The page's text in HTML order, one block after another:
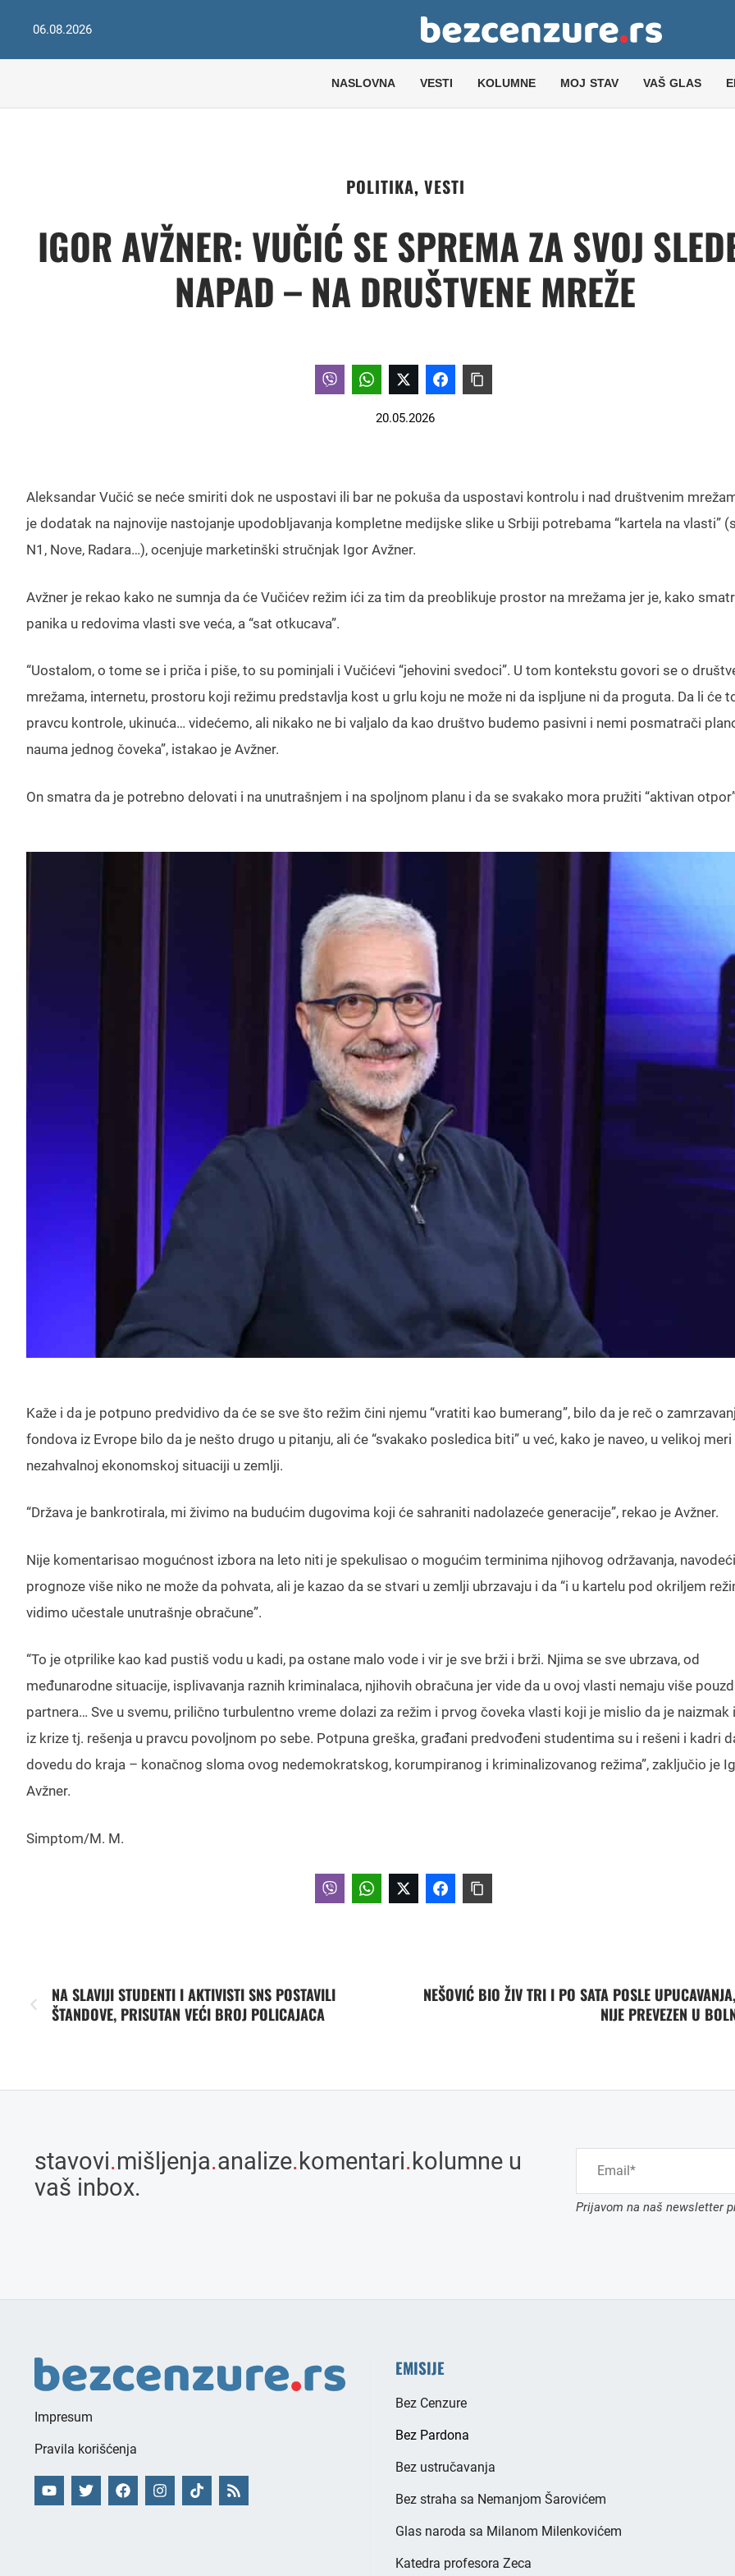
06.08.2026
NASLOVNA VESTI KOLUMNE MOJ STAV VAŠ GLAS
POLITIKA, VESTI
IGOR AVŽNER: VUČIĆ SE SPREMA ZA SVOJ
NAPAD – NA DRUŠTVENE MREŽE
20.05.2026
Aleksandar Vučić se neće smiriti dok ne uspostavi ili bar ne pokuša da uspostavi kontrolu i nad društvenim
je dodatak na najnovije nastojanje upodobljavanja kompletne medijske slike u Srbiji potrebama “kartela na vlasti”
N1, Nove, Radara…), ocenjuje marketinški stručnjak Igor Avžner.
Avžner je rekao kako ne sumnja da će Vučićev režim ići za tim da preoblikuje prostor na mrežama jer je, kako
panika u redovima vlasti sve veća, a “sat otkucava”.
“Uostalom, o tome se i priča i piše, to su pominjali i Vučićevi “jehovini svedoci”. U tom kontekstu govori se o
mrežama, internetu, prostoru koji režimu predstavlja kost u grlu koju ne može ni da ispljune ni da proguta. Da li će
pravcu kontrole, ukinuća… videćemo, ali nikako ne bi valjalo da kao društvo budemo pasivni i nemi posmatrači
nauma jednog čoveka”, istakao je Avžner.
On smatra da je potrebno delovati i na unutrašnjem i na spoljnom planu i da se svakako mora pružiti “aktivan
Kaže i da je potpuno predvidivo da će se sve što režim čini njemu “vratiti kao bumerang”, bilo da je reč o
fondova iz Evrope bilo da je nešto drugo u pitanju, ali će “svakako posledica biti” u već, kako je naveo, u velikoj meri
nezahvalnoj ekonomskoj situaciji u zemlji.
“Država je bankrotirala, mi živimo na budućim dugovima koji će sahraniti nadolazeće generacije”, rekao je Avžner.
Nije komentarisao mogućnost izbora na leto niti je spekulisao o mogućim terminima njihovog održavanja,
prognoze više niko ne može da pohvata, ali je kazao da se stvari u zemlji ubrzavaju i da “i u kartelu pod okriljem
vidimo učestale unutrašnje obračune”.
“To je otprilike kao kad pustiš vodu u kadi, pa ostane malo vode i vir je sve brži i brži. Njima se sve ubrzava, od
međunarodne situacije, isplivavanja raznih kriminalaca, njihovih obračuna jer vide da u ovoj vlasti nemaju više
partnera… Sve u svemu, prilično turbulentno vreme dolazi za režim i prvog čoveka vlasti koji je mislio da je naizmak
iz krize tj. rešenja u pravcu povoljnom po sebe. Potpuna greška, građani predvođeni studentima su i rešeni i kadri
dovedu do kraja – konačnog sloma ovog nedemokratskog, korumpiranog i kriminalizovanog režima”, zaključio je
Avžner.
Simptom/M. M.
NA SLAVIJI STUDENTI I AKTIVISTI SNS POSTAVILI
ŠTANDOVE, PRISUTAN VEĆI BROJ POLICAJACA
NEŠOVIĆ BIO ŽIV TRI I PO SATA POSLE
NIJE PREVEZEN U
stavovi.mišljenja.analize.komentari.kolumne u
vaš inbox.
Prijavom na naš newsletter
Impresum
Pravila korišćenja
EMISIJE
Bez Cenzure
Bez Pardona
Bez ustručavanja
Bez straha sa Nemanjom Šarovićem
Glas naroda sa Milanom Milenkovićem
Katedra profesora Zeca